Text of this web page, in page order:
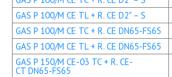
GAS P 100/M CE TL + R. CE D2" – S
GAS P 100/M CE TC + R. CE DN65-FS65
GAS P 100/M CE TL + R. CE DN65-FS65
GAS P 150/M CE-03 TC + R. CE-
CT DN65-FS65